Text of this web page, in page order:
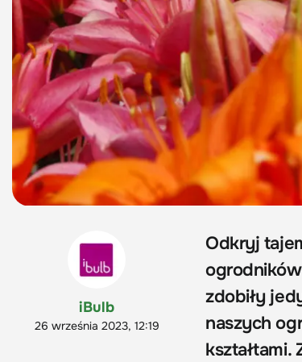
iBulb
26 września 2023, 12:19
Odkryj
zdobiły
naszych
kształtami.